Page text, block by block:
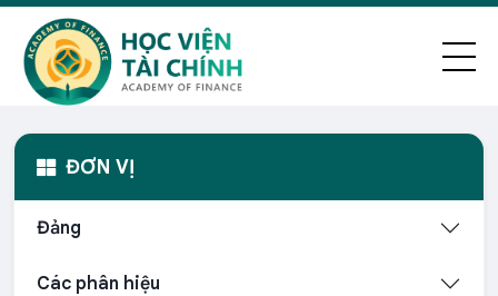
ĐƠN VỊ
Đảng
Các phân hiệu